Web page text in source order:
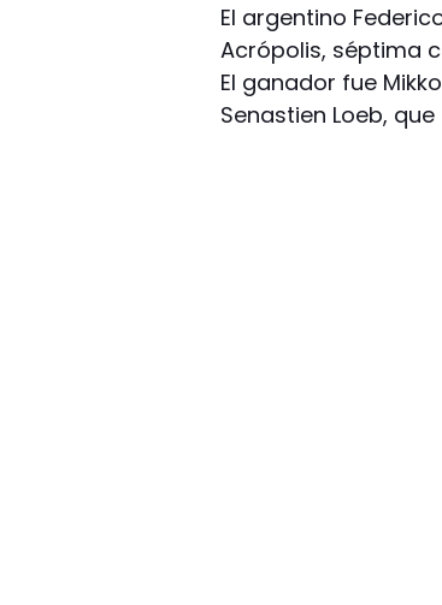
El argentino
Acrópolis, séptima
El ganador fue
Senastien Loeb,